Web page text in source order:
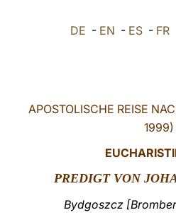
DE - EN - ES - FR
APOSTOLISCHE REISE
1999)
PREDIGT VON J
Bydgoszcz